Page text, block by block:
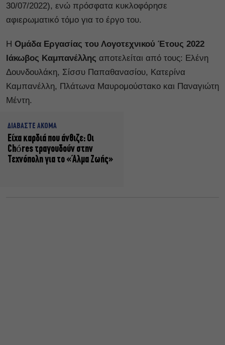
30/07/2022), ενώ πρόσφατα κυκλοφόρησε
αφιερωματικό τόμο για το έργο του.
Η Ομάδα Εργασίας του Λογοτεχνικού Έτους 2022
Ιάκωβος Καμπανέλλης αποτελείται από τους: Ελένη
Δουνδουλάκη, Σίσσυ Παπαθανασίου, Κατερίνα
Καμπανέλλη, Πλάτωνα Μαυρομούστακο και Παναγιώτη
Μέντη.
ΔΙΑΒΑΣΤΕ ΑΚΟΜΑ
Είχα καρδιά που άνθιζε: Οι
Chóres τραγουδούν στην
Τεχνόπολη για το «Άλμα Ζωής»